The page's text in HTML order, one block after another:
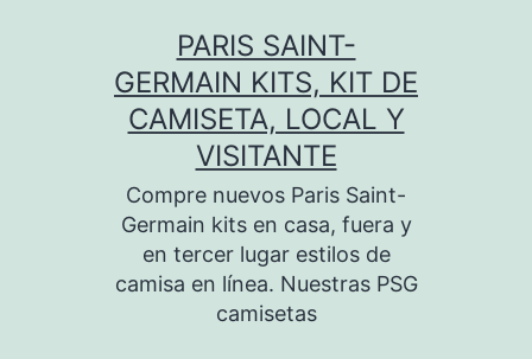
PARIS SAINT-
GERMAIN KITS, KIT DE
CAMISETA, LOCAL Y
VISITANTE
Compre nuevos Paris Saint-
Germain kits en casa, fuera y
en tercer lugar estilos de
camisa en línea. Nuestras PSG
camisetas